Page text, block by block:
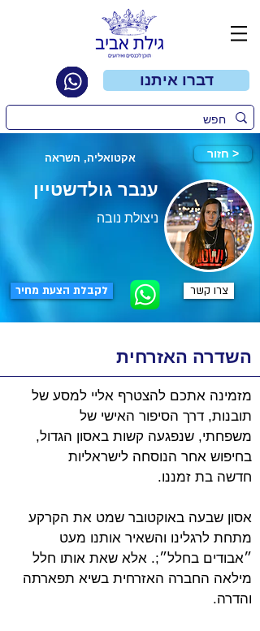
דברו איתנו
אקטואליה, השראה חזור >
ענבר גולדשטיין
ניצולת נובה
צרו קשר לקבלת הצעת מחיר
השדרה האזרחית
מזמינה אתכם להצטרף אליי למסע של
תובנות, דרך הסיפור האישי של
משפחתי, שנפגעה קשות באסון הגדול,
בחיפוש אחר הנוסחה לישראליות
חדשה בת זמננו.
אסון שבעה באוקטובר שמט את הקרקע
מתחת לרגלינו והשאיר אותנו מעט
״אבודים בחלל״;. אלא שאת אותו חלל
מילאה החברה האזרחית בשיא תפארתה
והדרה.